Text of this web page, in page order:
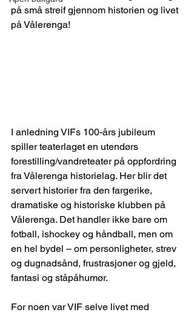
på små streif gjennom historien og livet
på Vålerenga!
I anledning VIFs 100-års jubileum
spiller teaterlaget en utendørs
forestilling/vandreteater på oppfordring
fra Vålerenga historielag. Her blir det
servert historier fra den fargerike,
dramatiske og historiske klubben på
Vålerenga. Det handler ikke bare om
fotball, ishockey og håndball, men om
en hel bydel – om personligheter, strev
og dugnadsånd, frustrasjoner og gjeld,
fantasi og ståpåhumør.
For noen var VIF selve livet med